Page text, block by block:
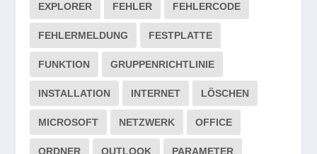
EXPLORER FEHLER FEHLERCODE
FEHLERMELDUNG FESTPLATTE
FUNKTION GRUPPENRICHTLINIE
INSTALLATION INTERNET LÖSCHEN
MICROSOFT NETZWERK OFFICE
ORDNER OUTLOOK PARAMETER